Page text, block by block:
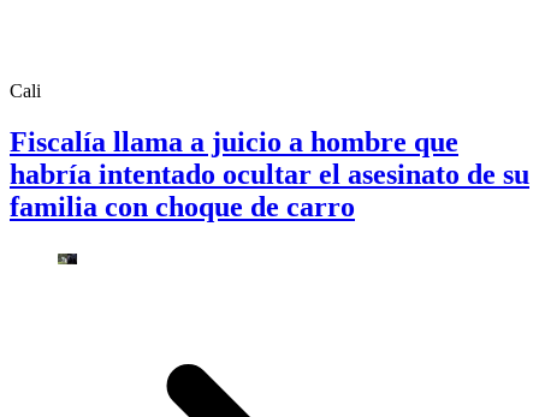
Cali
Fiscalía llama a juicio a hombre que
habría intentado ocultar el asesinato de su
familia con choque de carro